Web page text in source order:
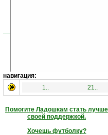
Коммуникатор g-
Америку. Но не
устройства
Неплохой
TORQ P120 (E-
Отличный
сразу заставляют
навигация:
1..
21..
Помогите Ладошкам стать лучше
своей поддержкой.
Хочешь футболку?